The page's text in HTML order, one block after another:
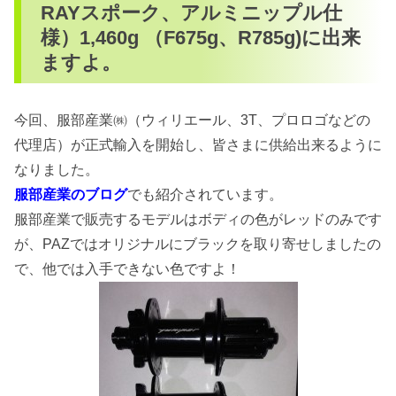
RAYスポーク、アルミニップル仕
様）1,460g （F675g、R785g)に出来
ますよ。
今回、服部産業㈱（ウィリエール、3T、プロロゴなどの
代理店）が正式輸入を開始し、皆さまに供給出来るように
なりました。
服部産業のブログでも紹介されています。
服部産業で販売するモデルはボディの色がレッドのみです
が、PAZではオリジナルにブラックを取り寄せしましたの
で、他では入手できない色ですよ！